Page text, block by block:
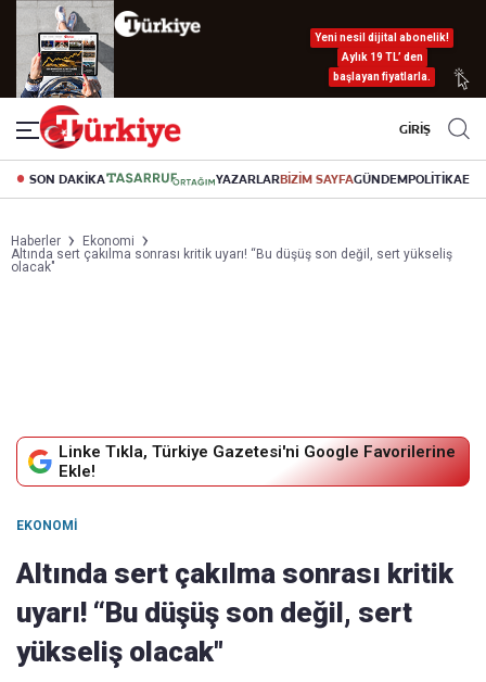
Yeni nesil dijital abonelik!
Aylık 19 TL’ den
başlayan fiyatlarla.
GİRİŞ
SON DAKİKA YAZARLARBİZİM SAYFAGÜNDEMPOLİTİKA
Haberler
Ekonomi
Altında sert çakılma sonrası kritik uyarı! “Bu düşüş son değil, sert yükseliş
olacak"
Linke Tıkla, Türkiye Gazetesi'ni Google Favorilerine
Ekle!
EKONOMI
Altında sert çakılma sonrası kritik
uyarı! “Bu düşüş son değil, sert
yükseliş olacak"